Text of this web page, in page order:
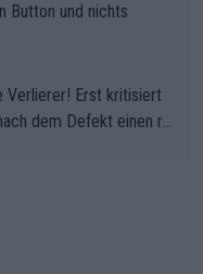
Button und nichts
Verlierer! Erst kritisiert
dem Defekt einen ro